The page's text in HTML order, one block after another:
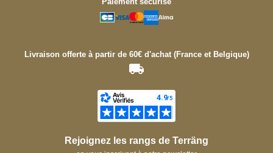
Livraison offerte à partir de 60€ d'achat (France et Belgique)
Rejoignez les rangs de Terräng